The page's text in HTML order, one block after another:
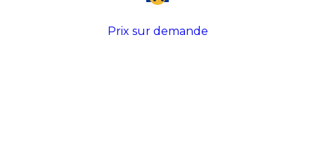
Prix sur demande